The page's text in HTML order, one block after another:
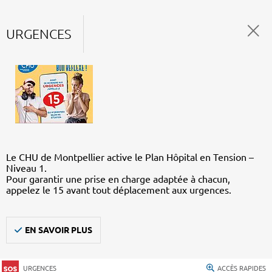
URGENCES
Le CHU de Montpellier active le Plan Hôpital en Tension –
Niveau 1.
Pour garantir une prise en charge adaptée à chacun,
appelez le 15 avant tout déplacement aux urgences.
EN SAVOIR PLUS
URGENCES ACCÈS RAPIDES